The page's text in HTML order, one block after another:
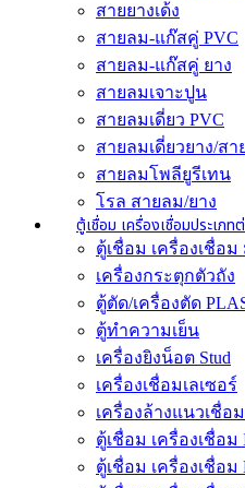
สายยางเด้ง
สายลม-แก๊สคู่ PVC
สายลม-แก๊สคู่ ยาง
สายลมเจาะปูน
สายลมเดี่ยว PVC
สายลมเดี่ยวยาง/สา
สายลมโพลียูรีเทน
โรล สายลม/ยาง
ตู้เชื่อม เครื่องเชื่อมประเภท
ตู้เชื่อม เครื่องเชื่อม
เครื่องกระตุกตัวถัง
ตู้ตัด/เครื่องตัด
ตู้ทำความเย็น
เครื่องยิงน็อต Stud
เครื่องเชื่อมเลเซอร์
เครื่องล้างแนวเชื่อ
ตู้เชื่อม เครื่องเชื่อม
ตู้เชื่อม เครื่องเชื่อม